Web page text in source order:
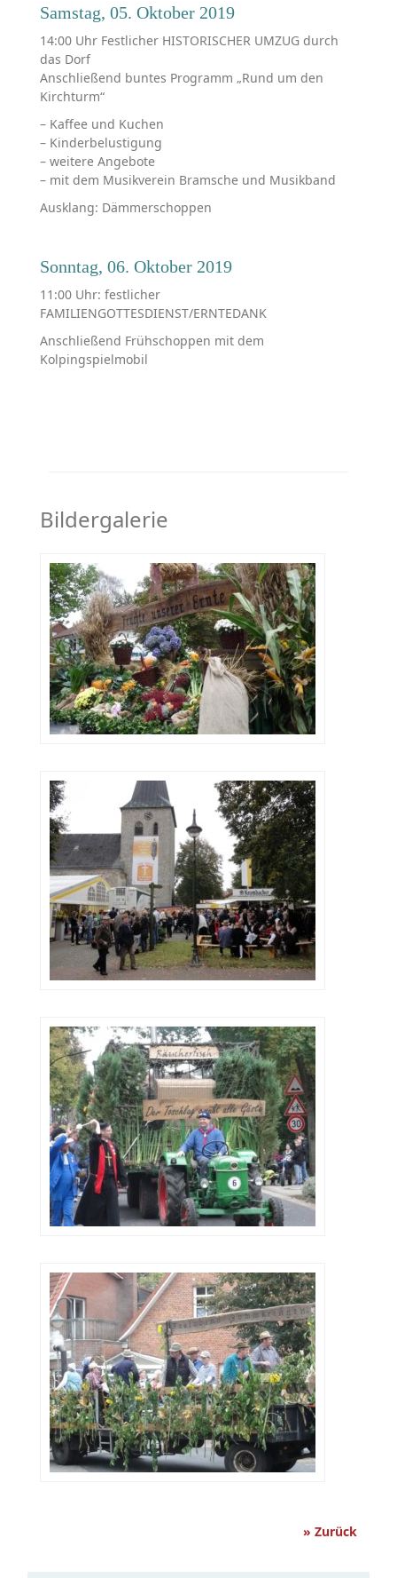
Samstag, 05. Oktober 2019
14:00 Uhr Festlicher HISTORISCHER UMZUG durch
das Dorf
Anschließend buntes Programm „Rund um den
Kirchturm“
– Kaffee und Kuchen
– Kinderbelustigung
– weitere Angebote
– mit dem Musikverein Bramsche und Musikband
Ausklang: Dämmerschoppen
Sonntag, 06. Oktober 2019
11:00 Uhr: festlicher
FAMILIENGOTTESDIENST/ERNTEDANK
Anschließend Frühschoppen mit dem
Kolpingspielmobil
Bildergalerie
» Zurück